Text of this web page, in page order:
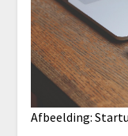
Afbeelding: